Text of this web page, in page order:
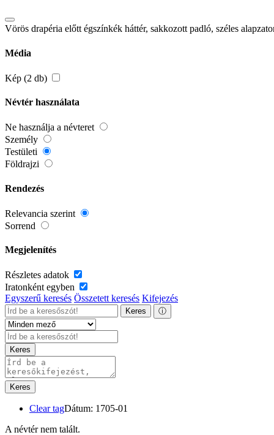
Vörös drapéria előtt égszínkék háttér, sakkozott padló, széles
Média
Kép (2 db)
Névtér használata
Ne használja a névteret
Személy
Testületi
Földrajzi
Rendezés
Relevancia szerint
Sorrend
Megjelenítés
Részletes adatok
Iratonként egyben
Egyszerű keresés Összetett keresés Kifejezés
Keres ⓘ
Keres
Keres
Clear tagDátum: 1705-01
A névtér nem talált.